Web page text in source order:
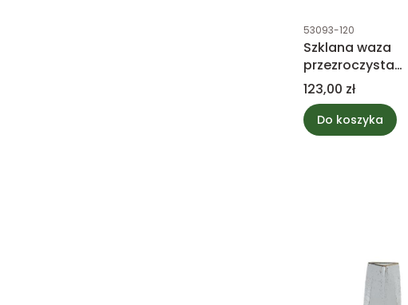
Kod produktu
53093-120
Szklana waza
przezroczysta
karmelowa 38cm
Cena
123,00 zł
Do koszyka